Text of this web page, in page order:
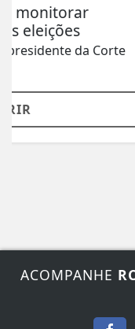
Capotamento
Defesa Civil e
São Jorge
A reportagem
informações
ACOMPANHE